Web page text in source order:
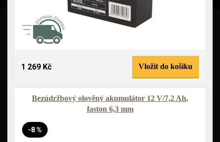
1 269 Kč Vložit do košíku
Bezúdržbový olověný akumulátor 12 V/7,2 Ah,
faston 6,3 mm
-8 %